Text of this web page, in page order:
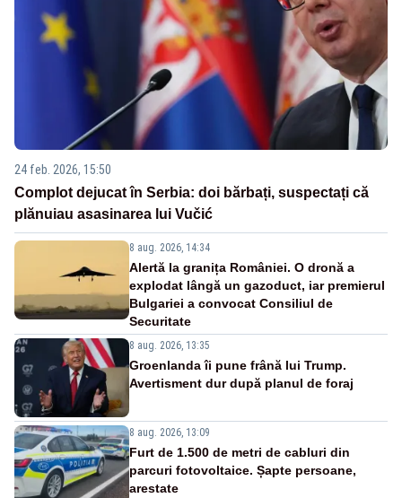
24 feb. 2026, 15:50
Complot dejucat în Serbia: doi bărbați, suspectați că
plănuiau asasinarea lui Vučić
8 aug. 2026, 14:34
Alertă la granița României. O dronă a
explodat lângă un gazoduct, iar premierul
Bulgariei a convocat Consiliul de
Securitate
8 aug. 2026, 13:35
Groenlanda îi pune frână lui Trump.
Avertisment dur după planul de foraj
8 aug. 2026, 13:09
Furt de 1.500 de metri de cabluri din
parcuri fotovoltaice. Șapte persoane,
arestate